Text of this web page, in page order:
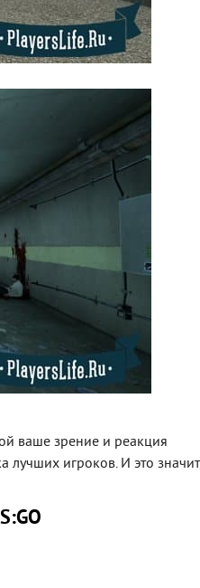
ваше зрение и реакция
лучших игроков. И это